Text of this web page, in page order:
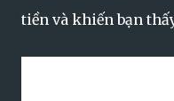
tiền và khiến bạn